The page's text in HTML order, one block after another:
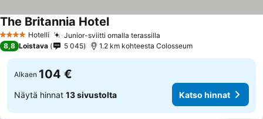
4 Tähtiluokitus
Hotelli Junior-sviitti omalla terassilla
The Britannia HotelKatso hinnat
8,8 Loistava 5 045 1.2 km kohteesta Colosseum
Alkaen 104 €
Näytä hinnat 13 sivustolta Katso hinnat